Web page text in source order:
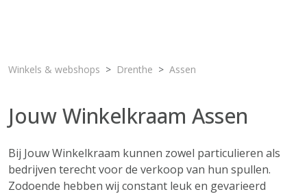
Winkels & webshops Drenthe Assen
Jouw Winkelkraam Assen
Bij Jouw Winkelkraam kunnen zowel particulieren als
bedrijven terecht voor de verkoop van hun spullen.
Zodoende hebben wij constant leuk en gevarieerd